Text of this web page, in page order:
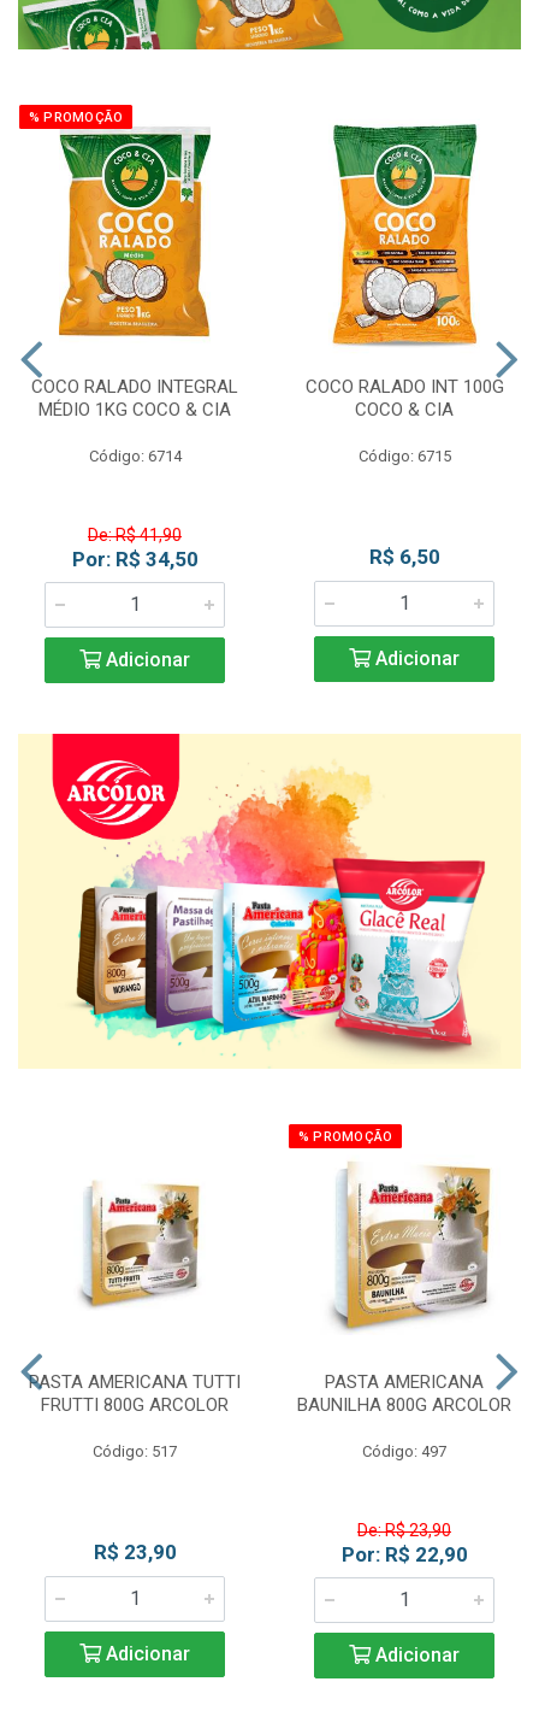
% PROMOÇÃO
COCO RALADO INTEGRAL
MÉDIO 1KG COCO & CIA
Código: 6714
De: R$ 41,90
Por: R$ 34,50
Adicionar
COCO RALADO INT 100G
COCO & CIA
Código: 6715
R$ 6,50
Adicionar
PASTA AMERICANA TUTTI
FRUTTI 800G ARCOLOR
Código: 517
R$ 23,90
Adicionar
% PROMOÇÃO
PASTA AMERICANA
BAUNILHA 800G ARCOLOR
Código: 497
De: R$ 23,90
Por: R$ 22,90
Adicionar